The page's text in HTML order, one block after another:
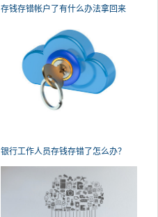
存钱存错帐户了有什么办法拿回来
银行工作人员存钱存错了怎么办？